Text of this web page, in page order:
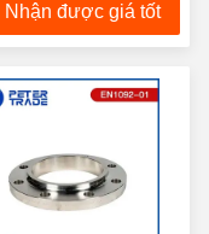
công nghiệp dầu
Nhận được giá tốt